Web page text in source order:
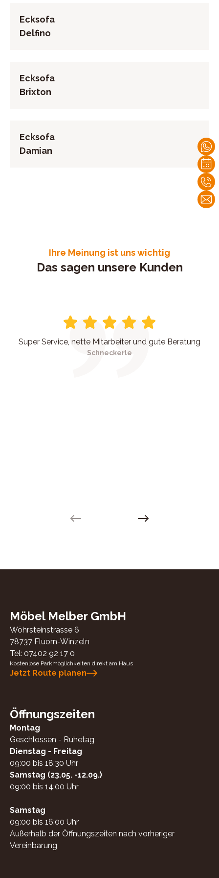
Ecksofa
Delfino
Ecksofa
Brixton
Ecksofa
Damian
Ihre Meinung ist uns wichtig
Das sagen unsere Kunden
Super Service, nette Mitarbeiter und gute Beratung
Schneckerle
Next slide
Möbel Melber GmbH
Wöhrsteinstrasse 6
78737 Fluorn-Winzeln
Tel: 07402 92 17 0
Kostenlose Parkmöglichkeiten direkt am Haus
Jetzt Route planen
Öffnungszeiten
Montag
Geschlossen - Ruhetag
Dienstag - Freitag
09:00 bis 18:30 Uhr
Samstag (23.05. -12.09.)
09:00 bis 14:00 Uhr
Samstag
09:00 bis 16:00 Uhr
Außerhalb der Öffnungszeiten nach vorheriger
Vereinbarung